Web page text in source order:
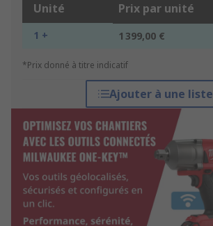
Unité Prix par unité
1 + 1 399,00 €
*Prix donné à titre indicatif
Ajouter à une liste